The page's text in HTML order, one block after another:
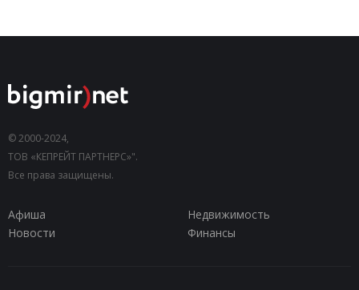
© 2000-2024,
ТОВ «КЕПРЕЙТ ПАРТНЕРС»".
Все права защищены.
Афиша
Недвижимость
Новости
Финансы